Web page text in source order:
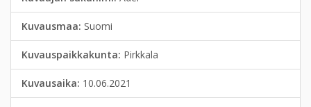
Kuvausmaa: Suomi
Kuvauspaikkakunta: Pirkkala
Kuvausaika: 10.06.2021